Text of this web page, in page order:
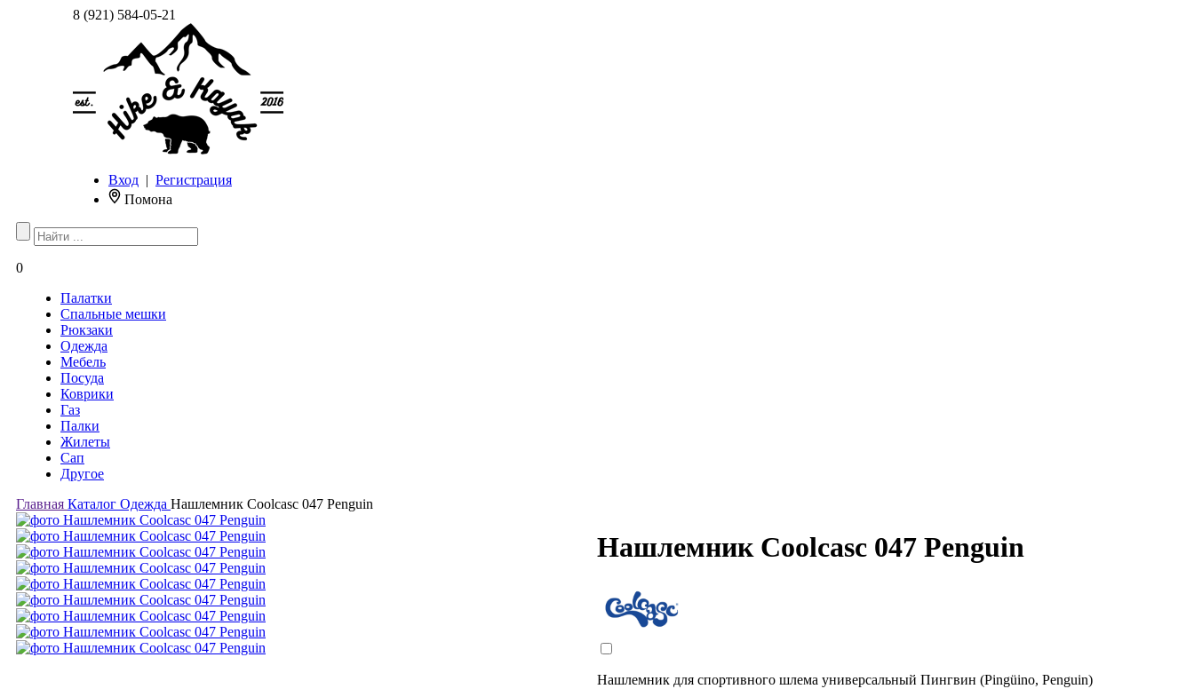
8 (921) 584-05-21
Вход | Регистрация
Помона
0
Палатки
Спальные мешки
Рюкзаки
Одежда
Мебель
Посуда
Коврики
Газ
Палки
Жилеты
Сап
Другое
Главная Каталог Одежда Нашлемник Coolcasc 047 Penguin
Нашлемник Coolcasc 047 Penguin
Нашлемник для спортивного шлема универсальный Пингвин (Pingüino, Penguin)